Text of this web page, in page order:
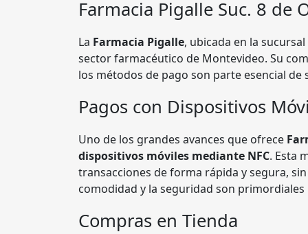
Farmacia Pigalle Suc. 8 de
La Farmacia Pigalle, ubicada en la
sector farmacéutico de Montevideo. Su
los métodos de pago son parte esencial de
Pagos con Dispositivos
Uno de los grandes avances que ofrece
dispositivos móviles mediante NFC. Esta
transacciones de forma rápida y segura,
comodidad y la seguridad son
Compras en Tienda